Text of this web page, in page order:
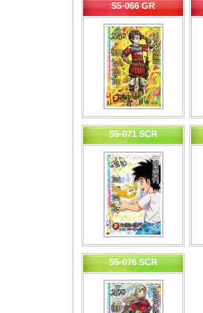
S5-066 GR
S5-071 SCR
S5-076 SCR